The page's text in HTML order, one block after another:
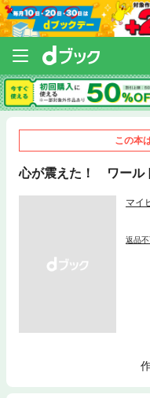
この本
心が震えた！ ワール
マイ
返品